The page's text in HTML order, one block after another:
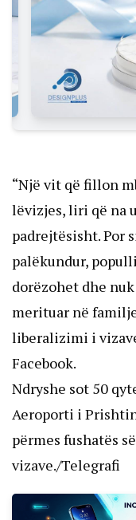
“Një vit që fillon
lëvizjes, liri që na
padrejtësisht. Por
palëkundur,
dorëzohet dhe
merituar në
liberalizimi i
Facebook.
Ndryshe sot 50
Aeroporti i
përmes fushatës
vizave./Telegrafi